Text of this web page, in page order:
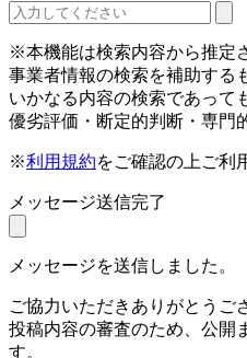
※本機能は検索内容から推定
事業者情報の検索を補助する
いかなる内容の検索であって
優劣評価・断定的判断・専門
※利用規約をご確認の上ご利
メッセージ送信完了
メッセージを送信しました。
ご協力いただきありがとうご
投稿内容の審査のため、公開
す。